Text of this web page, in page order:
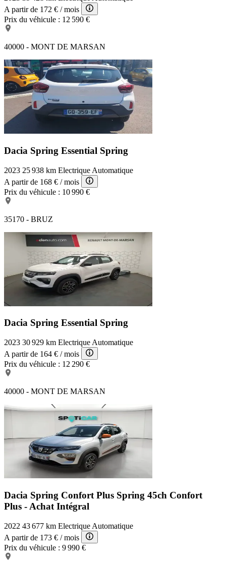
A partir de 172 € / mois
Prix du véhicule : 12 590 €
40000 - MONT DE MARSAN
Dacia Spring Essential Spring
2023 25 938 km Electrique Automatique
A partir de 168 € / mois
Prix du véhicule : 10 990 €
35170 - BRUZ
Dacia Spring Essential Spring
2023 30 929 km Electrique Automatique
A partir de 164 € / mois
Prix du véhicule : 12 290 €
40000 - MONT DE MARSAN
Dacia Spring Confort Plus Spring 45ch Confort
Plus - Achat Intégral
2022 43 677 km Electrique Automatique
A partir de 173 € / mois
Prix du véhicule : 9 990 €